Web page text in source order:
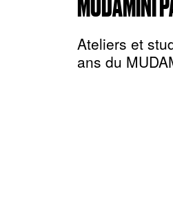
Ateliers et
ans du